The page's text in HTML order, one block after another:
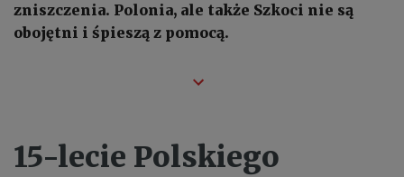
zniszczenia. Polonia, ale także Szkoci nie są
obojętni i śpieszą z pomocą.
15-lecie Polskiego